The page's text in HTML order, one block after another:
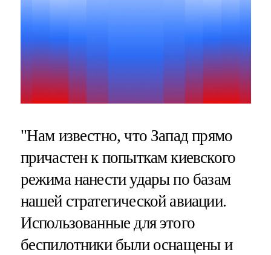
"Нам известно, что Запад прямо
причастен к попыткам киевского
режима нанести удары по базам
нашей стратегической авиации.
Использованные для этого
беспилотники были оснащены и